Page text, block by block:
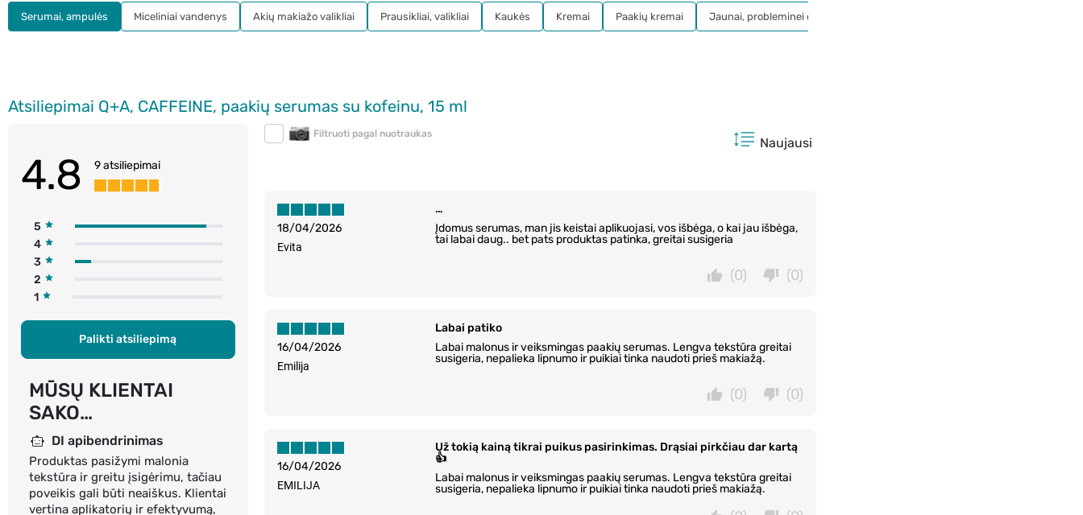
Atsiliepimai Q+A, CAFFEINE, paakių serumas su kofeinu, 15 ml
4.8 9 atsiliepimai
5
4
3
2
1
Palikti atsiliepimą
MŪSŲ KLIENTAI
SAKO…
DI apibendrinimas
Produktas pasižymi malonia
tekstūra ir greitu įsigėrimu, tačiau
poveikis gali būti neaiškus. Klientai
vertina aplikatorių ir efektyvumą,
Filtruoti pagal nuotraukas
Naujausi
18/04/2026
…
Įdomus serumas, man jis keistai aplikuojasi, vos išbėga, o kai jau išbėga,
tai labai daug.. bet pats produktas patinka, greitai susigeria
Evita
(0)
(0)
16/04/2026
Labai patiko
Labai malonus ir veiksmingas paakių serumas. Lengva tekstūra greitai
susigeria, nepalieka lipnumo ir puikiai tinka naudoti prieš makiažą.
Emilija
(0)
(0)
16/04/2026
Už tokią kainą tikrai puikus pasirinkimas. Drąsiai pirkčiau dar kartą
👍
Labai malonus ir veiksmingas paakių serumas. Lengva tekstūra greitai
susigeria, nepalieka lipnumo ir puikiai tinka naudoti prieš makiažą.
EMILIJA
Serumai, ampulės Miceliniai vandenys Akių makiažo valikliai Prausikliai, valikliai Kaukės Kremai Paakių kremai Jaunai, probleminei odai